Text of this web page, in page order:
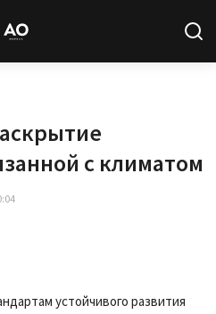
с климатом
устойчивого развития